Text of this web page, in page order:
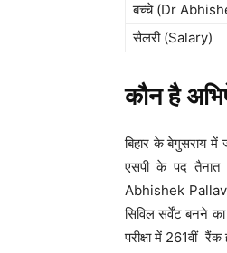
बच्चे (Dr
सैलरी (Salary)
कौन है
बिहार के बेगुसराय
एसपी के पद
Abhishek
सिविल सर्वेंट बनने
परीक्षा में 261वीं